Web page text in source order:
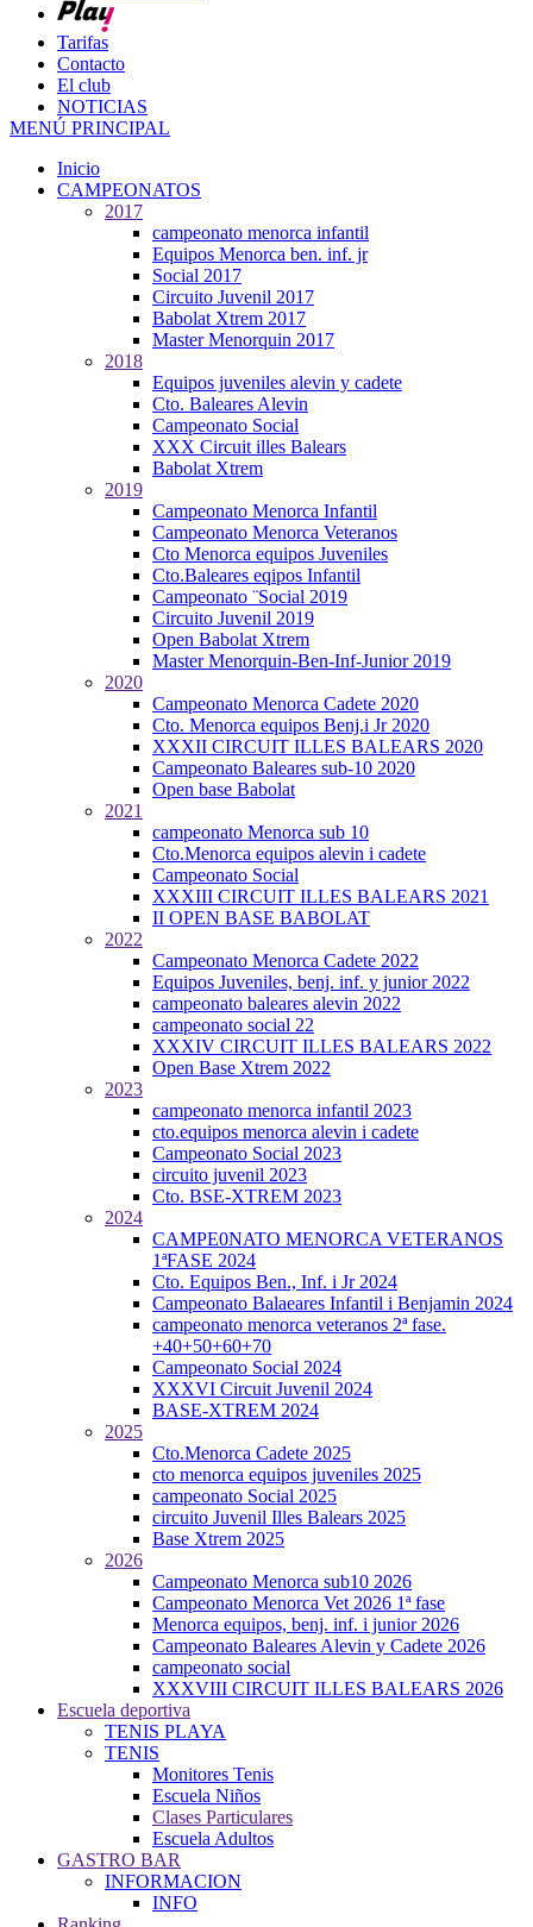
Tarifas
Contacto
El club
NOTICIAS
MENÚ PRINCIPAL
Inicio
CAMPEONATOS
2017
campeonato menorca infantil
Equipos Menorca ben. inf. jr
Social 2017
Circuito Juvenil 2017
Babolat Xtrem 2017
Master Menorquin 2017
2018
Equipos juveniles alevin y cadete
Cto. Baleares Alevin
Campeonato Social
XXX Circuit illes Balears
Babolat Xtrem
2019
Campeonato Menorca Infantil
Campeonato Menorca Veteranos
Cto Menorca equipos Juveniles
Cto.Baleares eqipos Infantil
Campeonato ¨Social 2019
Circuito Juvenil 2019
Open Babolat Xtrem
Master Menorquin-Ben-Inf-Junior 2019
2020
Campeonato Menorca Cadete 2020
Cto. Menorca equipos Benj.i Jr 2020
XXXII CIRCUIT ILLES BALEARS 2020
Campeonato Baleares sub-10 2020
Open base Babolat
2021
campeonato Menorca sub 10
Cto.Menorca equipos alevin i cadete
Campeonato Social
XXXIII CIRCUIT ILLES BALEARS 2021
II OPEN BASE BABOLAT
2022
Campeonato Menorca Cadete 2022
Equipos Juveniles, benj. inf. y junior 2022
campeonato baleares alevin 2022
campeonato social 22
XXXIV CIRCUIT ILLES BALEARS 2022
Open Base Xtrem 2022
2023
campeonato menorca infantil 2023
cto.equipos menorca alevin i cadete
Campeonato Social 2023
circuito juvenil 2023
Cto. BSE-XTREM 2023
2024
CAMPE0NATO MENORCA VETERANOS
1ªFASE 2024
Cto. Equipos Ben., Inf. i Jr 2024
Campeonato Balaeares Infantil i Benjamin 2024
campeonato menorca veteranos 2ª fase.
+40+50+60+70
Campeonato Social 2024
XXXVI Circuit Juvenil 2024
BASE-XTREM 2024
2025
Cto.Menorca Cadete 2025
cto menorca equipos juveniles 2025
campeonato Social 2025
circuito Juvenil Illes Balears 2025
Base Xtrem 2025
2026
Campeonato Menorca sub10 2026
Campeonato Menorca Vet 2026 1ª fase
Menorca equipos, benj. inf. i junior 2026
Campeonato Baleares Alevin y Cadete 2026
campeonato social
XXXVIII CIRCUIT ILLES BALEARS 2026
Escuela deportiva
TENIS PLAYA
TENIS
Monitores Tenis
Escuela Niños
Clases Particulares
Escuela Adultos
GASTRO BAR
INFORMACION
INFO